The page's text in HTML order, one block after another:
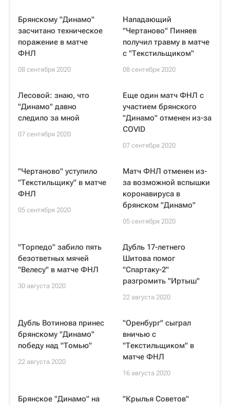
Брянскому "Динамо"
засчитано техническое
поражение в матче
ФНЛ
08 сентября 2020
Нападающий
"Чертаново" Пиняев
получил травму в матче
с "Текстильщиком"
08 сентября 2020
Лесовой: знаю, что
"Динамо" давно
следило за мной
07 сентября 2020
Еще один матч ФНЛ с
участием брянского
"Динамо" отменен из-за
COVID
07 сентября 2020
"Чертаново" уступило
"Текстильщику" в матче
ФНЛ
05 сентября 2020
Матч ФНЛ отменен из-
за возможной вспышки
коронавируса в
брянском "Динамо"
05 сентября 2020
"Торпедо" забило пять
безответных мячей
"Велесу" в матче ФНЛ
30 августа 2020
Дубль 17-летнего
Шитова помог
"Спартаку-2"
разгромить "Иртыш"
22 августа 2020
Дубль Вотинова принес
брянскому "Динамо"
победу над "Томью"
22 августа 2020
"Оренбург" сыграл
вничью с
"Текстильщиком" в
матче ФНЛ
16 августа 2020
Брянское "Динамо" на
"Крылья Советов"